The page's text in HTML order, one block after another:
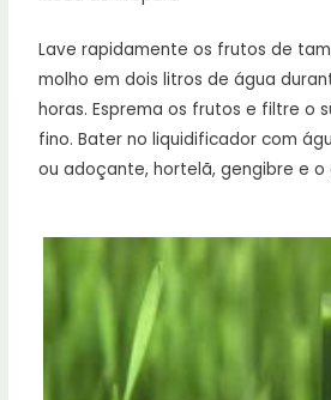
Lave rapidamente os frutos de
molho em dois litros de água
horas. Esprema os frutos e filtre o
fino. Bater no liquidificador com
ou adoçante, hortelã, gengibre e o